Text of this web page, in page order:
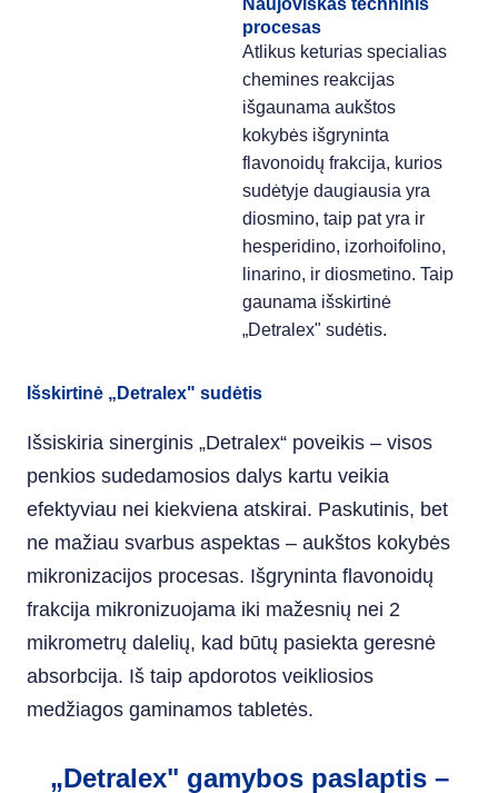
Naujoviškas techninis
procesas
Atlikus keturias specialias
chemines reakcijas
išgaunama aukštos
kokybės išgryninta
flavonoidų frakcija, kurios
sudėtyje daugiausia yra
diosmino, taip pat yra ir
hesperidino, izorhoifolino,
linarino, ir diosmetino. Taip
gaunama išskirtinė
„Detralex" sudėtis.
Išskirtinė „Detralex" sudėtis
Išsiskiria sinerginis „Detralex“ poveikis – visos
penkios sudedamosios dalys kartu veikia
efektyviau nei kiekviena atskirai. Paskutinis, bet
ne mažiau svarbus aspektas – aukštos kokybės
mikronizacijos procesas. Išgryninta flavonoidų
frakcija mikronizuojama iki mažesnių nei 2
mikrometrų dalelių, kad būtų pasiekta geresnė
absorbcija. Iš taip apdorotos veikliosios
medžiagos gaminamos tabletės.
„Detralex" gamybos paslaptis –